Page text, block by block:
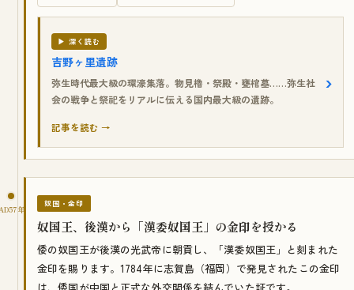
▶ 深く読む
吉野ヶ里遺跡
弥生時代最大級の環濠集落。物見櫓・祭殿・甕棺墓……弥生社
会の戦争と祭祀をリアルに伝える国内最大級の遺跡。
記事を読む →
年
奴国・金印
奴国王、後漢から「漢委奴国王」の金印を授かる
倭の奴国王が後漢の光武帝に朝貢し、「漢委奴国王」と刻まれた
金印を賜ります。1784年に志賀島（福岡）で発見されたこの金印
は、倭国が中国と正式な外交関係を結んでいた証です。